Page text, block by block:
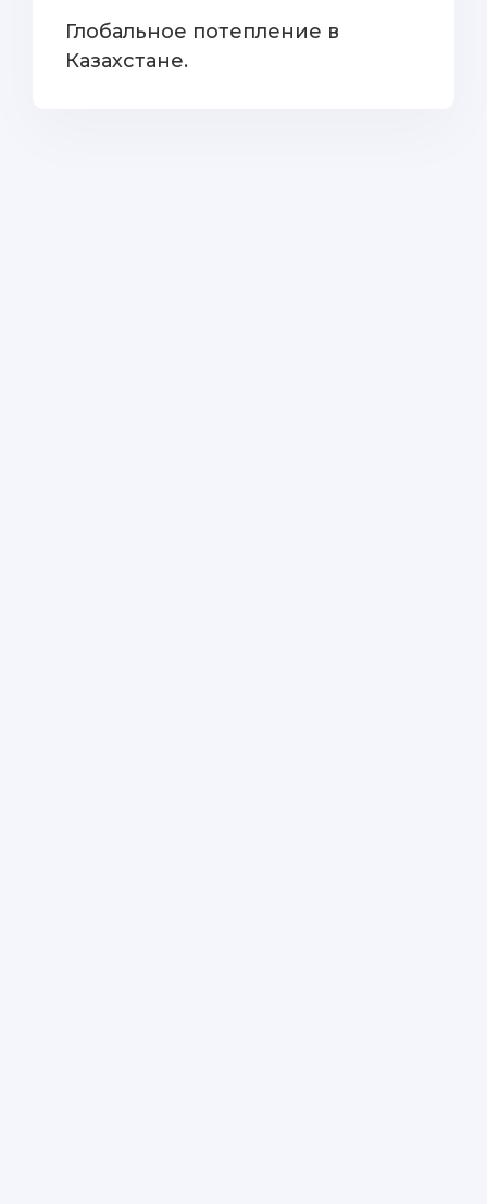
Глобальное потепление в
Казахстане.